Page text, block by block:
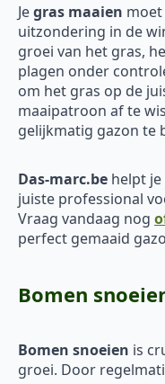
Jegras maaien
uitzondering in de
groei van het gras,
plagen onder
om het gras op de
maaipatroon af te
gelijkmatig gazon te
Das-marc.be helpt
juiste professional
Vraag vandaag nog
perfect gemaaid
Bomen
Bomen snoeien is
groei. Door